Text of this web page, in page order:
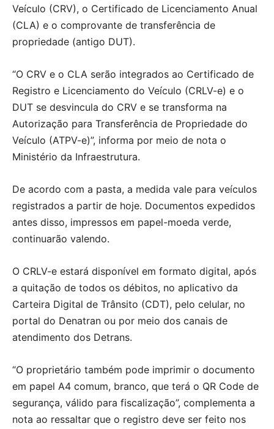
Veículo (CRV), o Certificado de Licenciamento Anual
(CLA) e o comprovante de transferência de
propriedade (antigo DUT).
“O CRV e o CLA serão integrados ao Certificado de
Registro e Licenciamento do Veículo (CRLV-e) e o
DUT se desvincula do CRV e se transforma na
Autorização para Transferência de Propriedade do
Veículo (ATPV-e)”, informa por meio de nota o
Ministério da Infraestrutura.
De acordo com a pasta, a medida vale para veículos
registrados a partir de hoje. Documentos expedidos
antes disso, impressos em papel-moeda verde,
continuarão valendo.
O CRLV-e estará disponível em formato digital, após
a quitação de todos os débitos, no aplicativo da
Carteira Digital de Trânsito (CDT), pelo celular, no
portal do Denatran ou por meio dos canais de
atendimento dos Detrans.
“O proprietário também pode imprimir o documento
em papel A4 comum, branco, que terá o QR Code de
segurança, válido para fiscalização”, complementa a
nota ao ressaltar que o registro deve ser feito nos